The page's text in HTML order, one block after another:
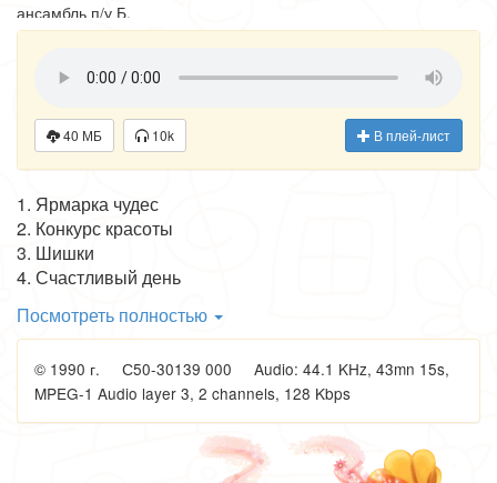
ансамбль п/у Б.
Фрумкина
40 МБ 10k В плей-лист
1. Ярмарка чудес
2. Конкурс красоты
3. Шишки
4. Счастливый день
6. Что лучше всего?
7. Как Чернобурчик в футбол играл
8. Лечебный фотоаппарат
9. Аист и его ученики
10. Как звери в пятнашки играли
Посмотреть полностью
© 1990 г. С50-30139 000 Audio: 44.1 KHz, 43mn 15s,
MPEG-1 Audio layer 3, 2 channels, 128 Kbps